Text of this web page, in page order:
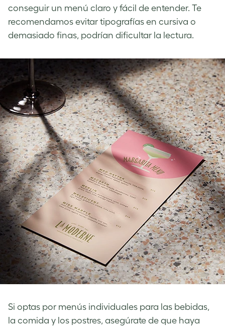
conseguir un menú claro y fácil de entender. Te
recomendamos evitar tipografías en cursiva o
demasiado finas, podrían dificultar la lectura.
Si optas por menús individuales para las bebidas,
la comida y los postres, asegúrate de que haya